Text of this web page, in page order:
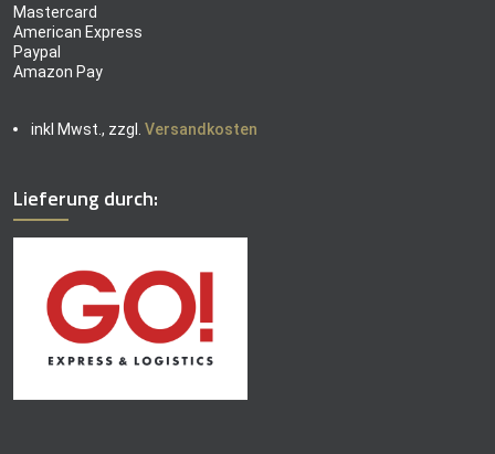
Mastercard
American Express
Paypal
Amazon Pay
inkl Mwst., zzgl. Versandkosten
Lieferung durch: